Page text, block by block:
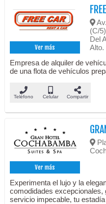
Ver más
(C/
Del
Alto.
Empresa de alquiler de
de una flota de vehículos
Teléfono Celular Compartir
Ver más
Experimenta el lujo y la
comodidades
servicio impecable, tu